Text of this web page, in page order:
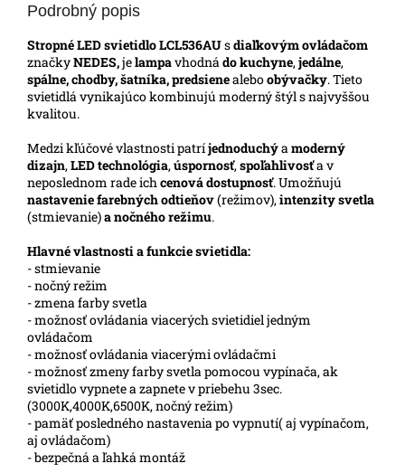
Podrobný popis
Stropné LED svietidlo LCL536AUsdiaľkovým ovládačom
značkyNEDES,jelampavhodnádo kuchyne,jedálne,
spálne, chodby, šatníka,predsienealeboobývačky. Tieto
svietidlá vynikajúco kombinujú moderný štýl s najvyššou
kvalitou.
Medzi kľúčové vlastnosti patríjednoduchýamoderný
dizajn,LED technológia,úspornosť,spoľahlivosťa v
neposlednom rade ichcenová dostupnosť. Umožňujú
nastavenie farebných odtieňov(režimov),intenzity svetla
(stmievanie)a nočného režimu.
Hlavné vlastnosti a funkcie svietidla:
- stmievanie
- nočný režim
- zmena farby svetla
- možnosť ovládania viacerých svietidiel jedným
ovládačom
- možnosť ovládania viacerými ovládačmi
- možnosť zmeny farby svetla pomocou vypínača, ak
svietidlo vypnete a zapnete v priebehu 3sec.
(3000K,4000K,6500K, nočný režim)
- pamäť posledného nastavenia po vypnutí( aj vypínačom,
aj ovládačom)
- bezpečná a ľahká montáž